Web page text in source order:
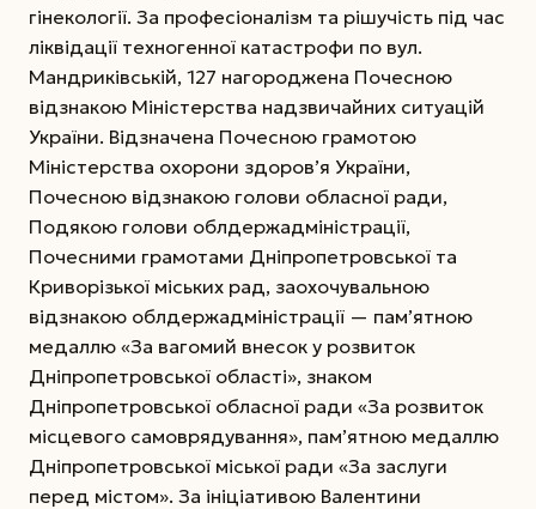
гінекології. За професіоналізм та рішучість під час
ліквідації техногенної катастрофи по вул.
Мандриківській, 127 нагороджена Почесною
відзнакою Міністерства надзвичайних ситуацій
України. Відзначена Почесною грамотою
Міністерства охорони здоров’я України,
Почесною відзнакою голови обласної ради,
Подякою голови облдержадміністрації,
Почесними грамотами Дніпропетровської та
Криворізької міських рад, заохочувальною
відзнакою облдержадміністрації — пам’ятною
медаллю «За вагомий внесок у розвиток
Дніпропетровської області», знаком
Дніпропетровської обласної ради «За розвиток
місцевого самоврядування», пам’ятною медаллю
Дніпропетровської міської ради «За заслуги
перед містом». За ініціативою Валентини